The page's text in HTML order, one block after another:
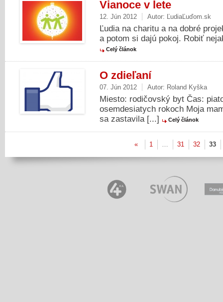
Vianoce v lete
12. Jún 2012 Autor: ĽudiaĽuďom.sk
Ľudia na charitu a na dobré
a potom si dajú pokoj. Robiť
Celý článok
O zdieľaní
07. Jún 2012 Autor: Roland Kyška
Miesto: rodičovský byt Čas:
osemdesiatych rokoch Moja
sa zastavila [...]
Celý článok
« 1 … 31 32 33